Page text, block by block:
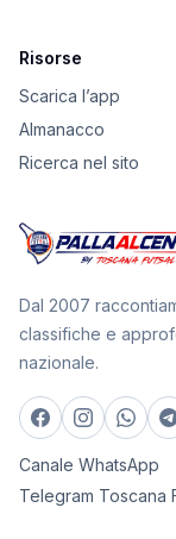
Risorse
Scarica l’app
Almanacco
Ricerca nel sito
Dal 2007
classifiche e
nazionale.
Canale WhatsApp
Telegram Toscana